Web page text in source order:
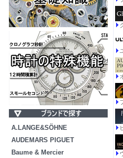
A.LANGE&SÖHNE
AUDEMARS PIGUET
Baume & Mercier